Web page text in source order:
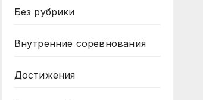
Без рубрики
Внутренние соревнования
Достижения